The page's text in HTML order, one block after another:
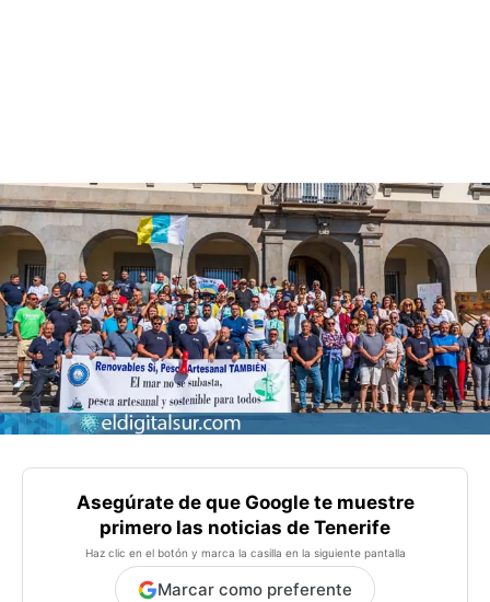
Asegúrate de que Google te muestre
primero las noticias de Tenerife
Haz clic en el botón y marca la casilla en la siguiente pantalla
Marcar como preferente